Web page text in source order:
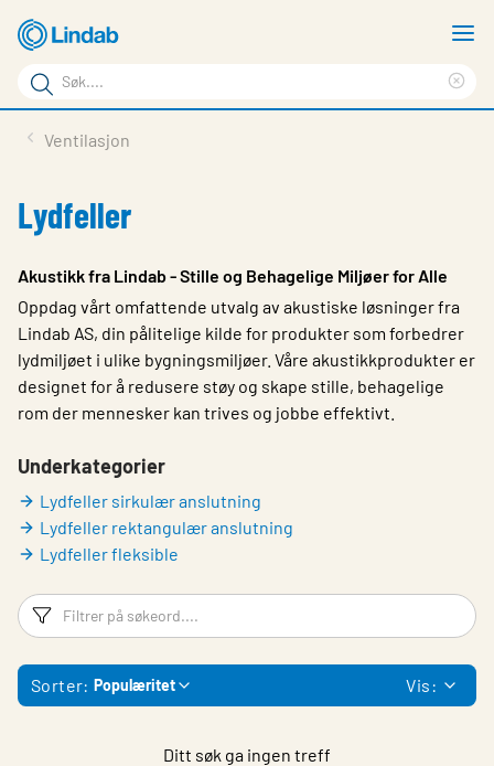
hovedinnhold
Søkeord
Søk
på
Last ned
Bærekraft
Kontakt oss
Logg inn
Choose languge
Norway
Ventilasjon
Lydfeller
Akustikk fra Lindab - Stille og Behagelige Miljøer for Alle
Oppdag vårt omfattende utvalg av akustiske løsninger fra
Lindab AS, din pålitelige kilde for produkter som forbedrer
lydmiljøet i ulike bygningsmiljøer. Våre akustikkprodukter er
designet for å redusere støy og skape stille, behagelige
rom der mennesker kan trives og jobbe effektivt.
Underkategorier
Lydfeller sirkulær anslutning
Lydfeller rektangulær anslutning
Lydfeller fleksible
Filtreringsord
Sorter: Populæritet Vis:
Ditt søk ga ingen treff